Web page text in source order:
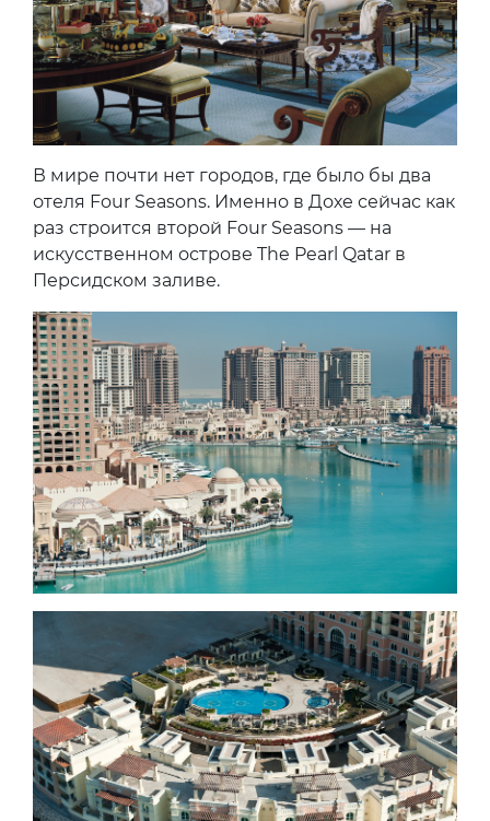
В мире почти нет городов, где было бы два
отеля Four Seasons. Именно в Дохе сейчас как
раз строится второй Four Seasons — на
искусственном острове The Pearl Qatar в
Персидском заливе.